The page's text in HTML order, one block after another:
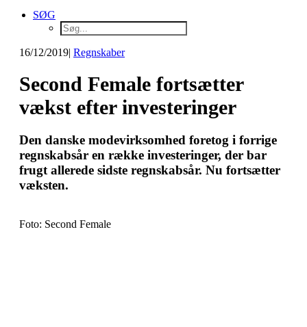
SØG
16/12/2019| Regnskaber
Second Female fortsætter
vækst efter investeringer
Den danske modevirksomhed foretog i forrige
regnskabsår en række investeringer, der bar
frugt allerede sidste regnskabsår. Nu fortsætter
væksten.
Foto: Second Female